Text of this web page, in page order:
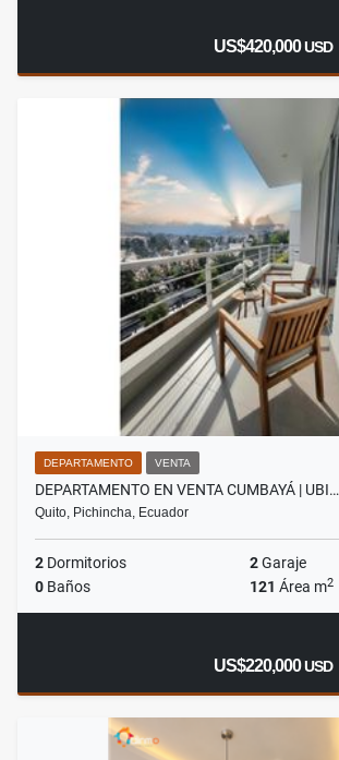
US$420,000USD
DEPARTAMENTO VENTA
DEPARTAMENTO EN VENTA CUMBAYÁ | UBI…
Quito, Pichincha, Ecuador
2 Dormitorios 2Garaje
0 Baños 121 Área m2
US$220,000USD